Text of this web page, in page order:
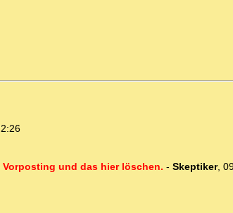
und das hier löschen. - Skeptiker,